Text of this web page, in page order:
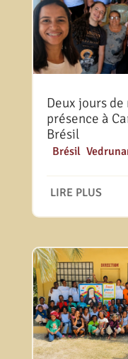
Deux jours de
présence à
Brésil
Brésil,
LIRE PLUS